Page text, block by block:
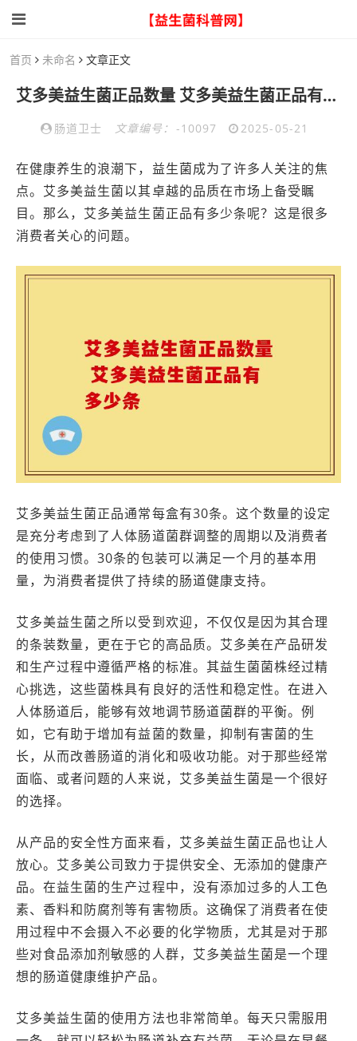
首页 未命名 文章正文
艾多美益生菌正品数量 艾多美益生菌正品有多少条
肠道卫士 文章编号： -10097 2025-05-21
在健康养生的浪潮下，益生菌成为了许多人关注的焦
点。艾多美益生菌以其卓越的品质在市场上备受瞩
目。那么，艾多美益生菌正品有多少条呢？这是很多
消费者关心的问题。
艾多美益生菌正品通常每盒有30条。这个数量的设定
是充分考虑到了人体肠道菌群调整的周期以及消费者
的使用习惯。30条的包装可以满足一个月的基本用
量，为消费者提供了持续的肠道健康支持。
艾多美益生菌之所以受到欢迎，不仅仅是因为其合理
的条装数量，更在于它的高品质。艾多美在产品研发
和生产过程中遵循严格的标准。其益生菌菌株经过精
心挑选，这些菌株具有良好的活性和稳定性。在进入
人体肠道后，能够有效地调节肠道菌群的平衡。例
如，它有助于增加有益菌的数量，抑制有害菌的生
长，从而改善肠道的消化和吸收功能。对于那些经常
面临、或者问题的人来说，艾多美益生菌是一个很好
的选择。
从产品的安全性方面来看，艾多美益生菌正品也让人
放心。艾多美公司致力于提供安全、无添加的健康产
品。在益生菌的生产过程中，没有添加过多的人工色
素、香料和防腐剂等有害物质。这确保了消费者在使
用过程中不会摄入不必要的化学物质，尤其是对于那
些对食品添加剂敏感的人群，艾多美益生菌是一个理
想的肠道健康维护产品。
艾多美益生菌的使用方法也非常简单。每天只需服用